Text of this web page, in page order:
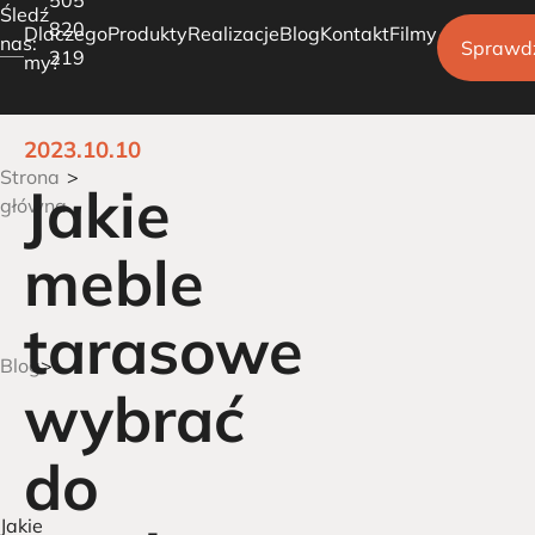
Śledź
nas:
820
219
Dlaczego
my?
Produkty
Pergole tarasowe
Carporty parkingowe
RealizacjeBlogKontaktFilmy
Strona
główna
Blog
Jakie
Jakie
meble
tarasowe
wybrać
do
2023.10.10